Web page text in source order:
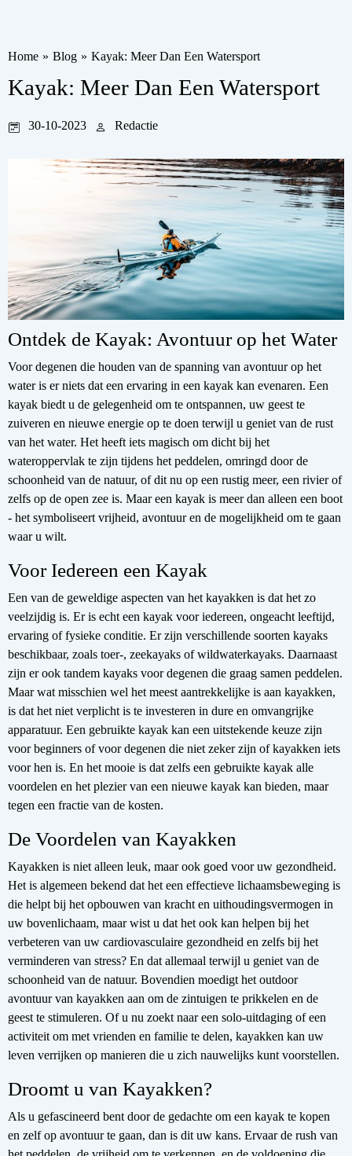
Home » Blog » Kayak: Meer Dan Een Watersport
Kayak: Meer Dan Een Watersport
30-10-2023 Redactie
Ontdek de Kayak: Avontuur op het Water
Voor degenen die houden van de spanning van avontuur op het
water is er niets dat een ervaring in een kayak kan evenaren. Een
kayak biedt u de gelegenheid om te ontspannen, uw geest te
zuiveren en nieuwe energie op te doen terwijl u geniet van de rust
van het water. Het heeft iets magisch om dicht bij het
wateroppervlak te zijn tijdens het peddelen, omringd door de
schoonheid van de natuur, of dit nu op een rustig meer, een rivier of
zelfs op de open zee is. Maar een kayak is meer dan alleen een boot
- het symboliseert vrijheid, avontuur en de mogelijkheid om te gaan
waar u wilt.
Voor Iedereen een Kayak
Een van de geweldige aspecten van het kayakken is dat het zo
veelzijdig is. Er is echt een kayak voor iedereen, ongeacht leeftijd,
ervaring of fysieke conditie. Er zijn verschillende soorten kayaks
beschikbaar, zoals toer-, zeekayaks of wildwaterkayaks. Daarnaast
zijn er ook tandem kayaks voor degenen die graag samen peddelen.
Maar wat misschien wel het meest aantrekkelijke is aan kayakken,
is dat het niet verplicht is te investeren in dure en omvangrijke
apparatuur. Een gebruikte kayak kan een uitstekende keuze zijn
voor beginners of voor degenen die niet zeker zijn of kayakken iets
voor hen is. En het mooie is dat zelfs een gebruikte kayak alle
voordelen en het plezier van een nieuwe kayak kan bieden, maar
tegen een fractie van de kosten.
De Voordelen van Kayakken
Kayakken is niet alleen leuk, maar ook goed voor uw gezondheid.
Het is algemeen bekend dat het een effectieve lichaamsbeweging is
die helpt bij het opbouwen van kracht en uithoudingsvermogen in
uw bovenlichaam, maar wist u dat het ook kan helpen bij het
verbeteren van uw cardiovasculaire gezondheid en zelfs bij het
verminderen van stress? En dat allemaal terwijl u geniet van de
schoonheid van de natuur. Bovendien moedigt het outdoor
avontuur van kayakken aan om de zintuigen te prikkelen en de
geest te stimuleren. Of u nu zoekt naar een solo-uitdaging of een
activiteit om met vrienden en familie te delen, kayakken kan uw
leven verrijken op manieren die u zich nauwelijks kunt voorstellen.
Droomt u van Kayakken?
Als u gefascineerd bent door de gedachte om een kayak te kopen
en zelf op avontuur te gaan, dan is dit uw kans. Ervaar de rush van